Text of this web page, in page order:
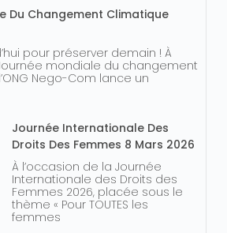
Du Changement Climatique
pour préserver demain ! À
mondiale du changement
Nego-Com lance un
Journée Internationale Des
Droits Des Femmes 8 Mars 2026
À l’occasion de la Journée
Internationale des Droits des
Femmes 2026, placée sous le
thème « Pour TOUTES les
femmes